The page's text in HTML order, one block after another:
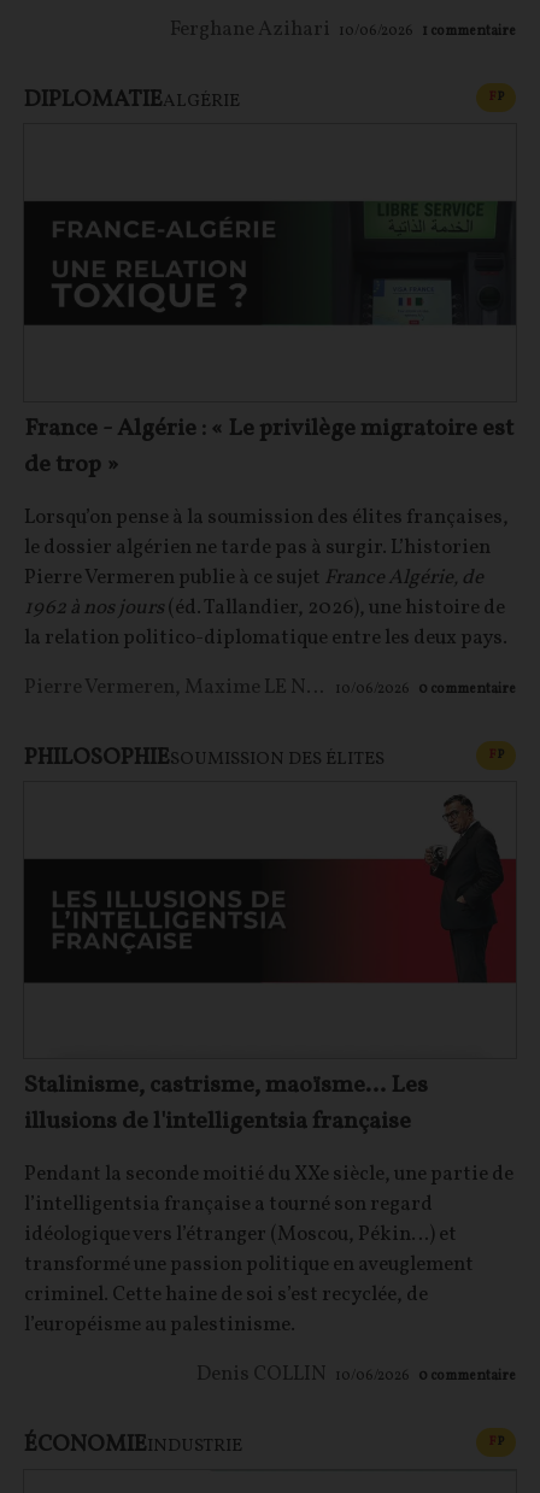
Ferghane Azihari 10/06/2026 1 commentaire
DIPLOMATIEALGÉRIE FP
France - Algérie : « Le privilège migratoire est
de trop »
Lorsqu’on pense à la soumission des élites françaises,
le dossier algérien ne tarde pas à surgir. L’historien
Pierre Vermeren publie à ce sujet France Algérie, de
1962 à nos jours(éd. Tallandier, 2026), une histoire de
la relation politico-diplomatique entre les deux pays.
Pierre Vermeren, Maxime LE NAGARD 10/06/2026 0 commentaire
PHILOSOPHIESOUMISSION DES ÉLITES FP
Stalinisme, castrisme, maoïsme… Les
illusions de l'intelligentsia française
Pendant la seconde moitié du XXe siècle, une partie de
l’intelligentsia française a tourné son regard
idéologique vers l’étranger (Moscou, Pékin…) et
transformé une passion politique en aveuglement
criminel. Cette haine de soi s’est recyclée, de
l’européisme au palestinisme.
Denis COLLIN 10/06/2026 0 commentaire
ÉCONOMIEINDUSTRIE FP